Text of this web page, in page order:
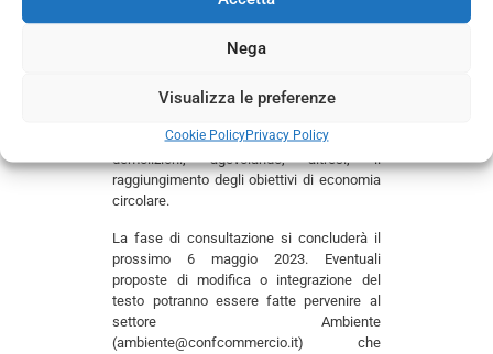
Nega
Visualizza le preferenze
Cookie PolicyPrivacy Policy
da 5 anni ad 1 anno con indicazioni
relative alle modalità di prelievo.
La revisione del decreto si propone di
rifiuti provenienti dal settore costruzioni e
demolizioni, agevolando, altresì, il
raggiungimento degli obiettivi di economia
circolare.
La fase di consultazione si concluderà il
prossimo 6 maggio 2023. Eventuali
proposte di modifica o integrazione del
testo potranno essere fatte pervenire al
settore Ambiente
(ambiente@confcommercio.it) che